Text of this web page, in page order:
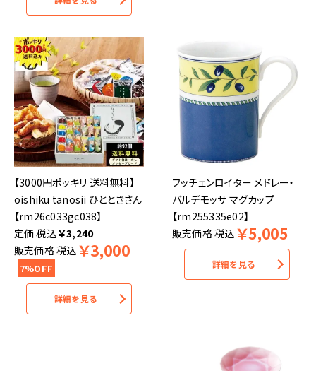
【3000円ポッキリ 送料無料】
oishiku tanosii ひとときさん
【rm26c033gc038】
税込￥3,240
販売価格税込 ￥3,000
7%OFF
詳細を見る
フッチェンロイター メドレー・
バルデモッサ マグカップ
【rm255335e02】
販売価格税込 ￥5,005
詳細を見る